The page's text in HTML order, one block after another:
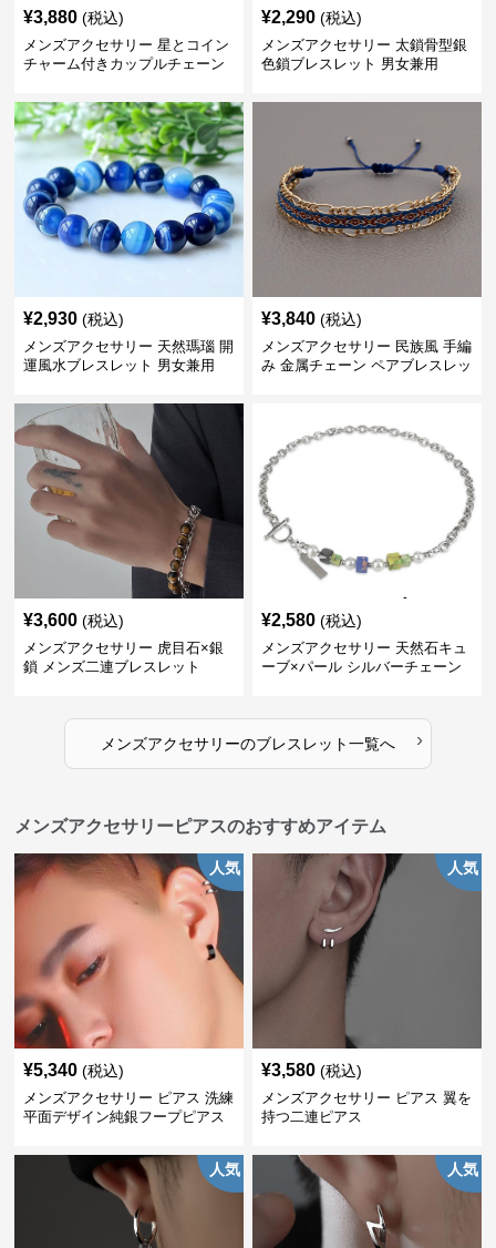
¥3,880 (税込)
メンズアクセサリー 星とコイン
チャーム付きカップルチェーン
¥2,290 (税込)
メンズアクセサリー 太鎖骨型銀
色鎖ブレスレット 男女兼用
¥2,930 (税込)
メンズアクセサリー 天然瑪瑙 開
運風水ブレスレット 男女兼用
¥3,840 (税込)
メンズアクセサリー 民族風 手編
み 金属チェーン ペアブレスレッ
¥3,600 (税込)
メンズアクセサリー 虎目石×銀
鎖 メンズ二連ブレスレット
¥2,580 (税込)
メンズアクセサリー 天然石キュ
ーブ×パール シルバーチェーン
メンズアクセサリーのブレスレット一覧へ ›
メンズアクセサリーピアスのおすすめアイテム
人気
¥5,340 (税込)
メンズアクセサリー ピアス 洗練
平面デザイン純銀フープピアス
人気
¥3,580 (税込)
メンズアクセサリー ピアス 翼を
持つ二連ピアス
人気 人気